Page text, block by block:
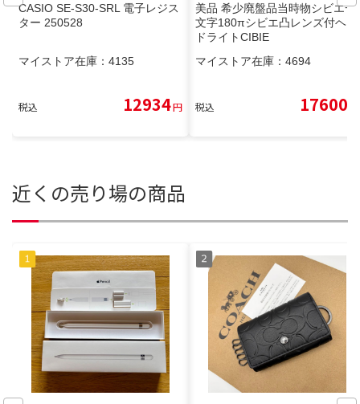
CASIO SE-S30-SRL 電子レジス
ター 250528
マイストア在庫： 4135
税込 12934円
美品 希少廃盤品当時物シビエ一
文字180πシビエ凸レンズ付ヘッ
ドライトCIBIE
マイストア在庫： 4694
税込 17600
近くの売り場の商品